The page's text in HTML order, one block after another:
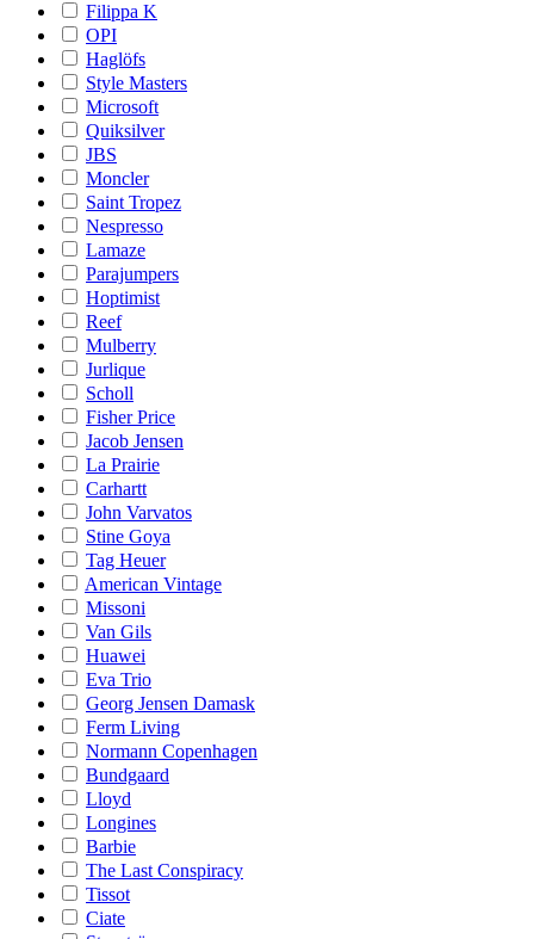
Filippa K
OPI
Haglöfs
Style Masters
Microsoft
Quiksilver
JBS
Moncler
Saint Tropez
Nespresso
Lamaze
Parajumpers
Hoptimist
Reef
Mulberry
Jurlique
Scholl
Fisher Price
Jacob Jensen
La Prairie
Carhartt
John Varvatos
Stine Goya
Tag Heuer
American Vintage
Missoni
Van Gils
Huawei
Eva Trio
Georg Jensen Damask
Ferm Living
Normann Copenhagen
Bundgaard
Lloyd
Longines
Barbie
The Last Conspiracy
Tissot
Ciate